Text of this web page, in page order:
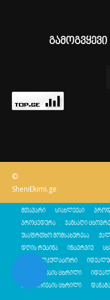
©
SheniEkimi.ge
მთავარი სიახლეები
პროცედურა ჯანსაღი
უსაფრთხო მომსახურება
დღის რუტინა ინტერვიუ
შენი კალკულატორი
კალორიების ცხრილი
კალორიების ცხრილი